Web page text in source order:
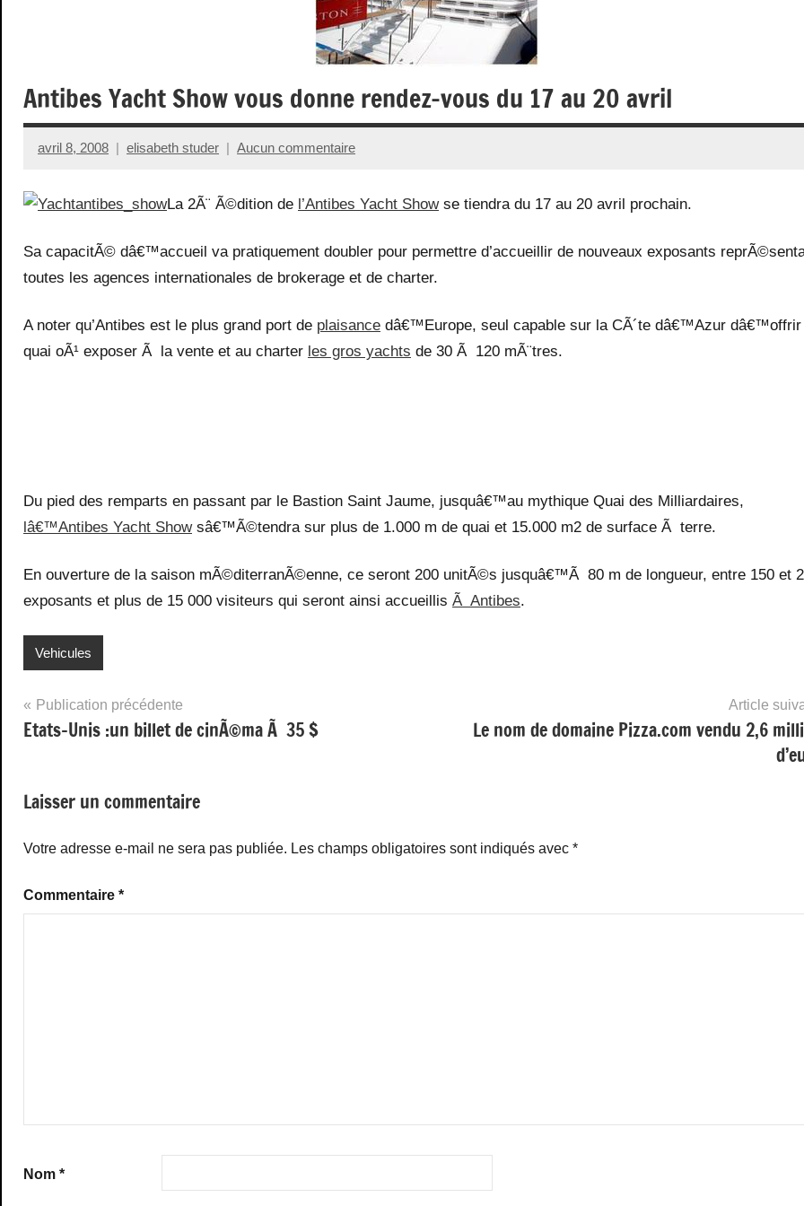
Antibes Yacht Show vous donne rendez-vous du 17 au 20 avril
avril 8, 2008 elisabeth studer Aucun commentaire
La 2Ã¨ Ã©dition de l’Antibes Yacht Showse tiendra du 17 au 20 avril prochain.
Sa capacitÃ© dâ€™accueil va pratiquement doubler pour permettre d’accueillir de nouveaux exposants
toutes les agences internationales de brokerage et de charter.
A noter qu’Antibes est le plus grand port de plaisance dâ€™Europe, seul capable sur la CÃ´te dâ€™Azur dâ€™offrir
quai oÃ¹ exposer Ã la vente et au charter les gros yachts de 30 Ã 120 mÃ¨tres.
Du pied des remparts en passant par le Bastion Saint Jaume, jusquâ€™au mythique Quai des Milliardaires,
lâ€™Antibes Yacht Showsâ€™Ã©tendra sur plus de 1.000 m de quai et 15.000 m2 de surface Ã terre.
En ouverture de la saison mÃ©diterranÃ©enne, ce seront 200 unitÃ©s jusquâ€™Ã 80 m de longueur, entre 150 et
exposants et plus de 15 000 visiteurs qui seront ainsi accueillis Ã Antibes.
Vehicules
Navigation
de
Publication précédente
Etats-Unis :un billet de cinÃ©ma Ã 35 $
Article
Le nom de domaine Pizza.com vendu 2,6
Laisser un commentaire
Votre adresse e-mail ne sera pas publiée. Les champs obligatoires sont indiqués avec *
Commentaire *
Nom *